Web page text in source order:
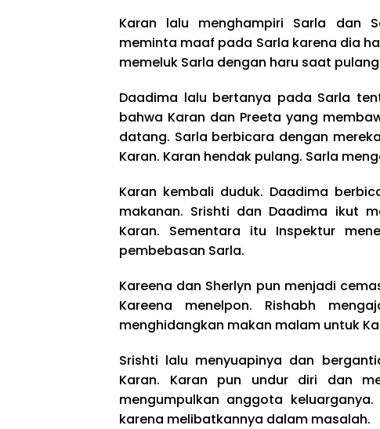
Karan lalu menghampiri Sarla dan
meminta maaf pada Sarla karena dia
memeluk Sarla dengan haru saat
Daadima lalu bertanya pada Sarla
bahwa Karan dan Preeta yang
datang. Sarla berbicara dengan
Karan. Karan hendak pulang. Sarla
Karan kembali duduk. Daadima
makanan. Srishti dan Daadima ikut
Karan. Sementara itu Inspektur
pembebasan Sarla.
Kareena dan Sherlyn pun menjadi
Kareena menelpon. Rishabh
menghidangkan makan malam untuk
Srishti lalu menyuapinya dan
Karan. Karan pun undur diri dan
mengumpulkan anggota
karena melibatkannya dalam masalah.